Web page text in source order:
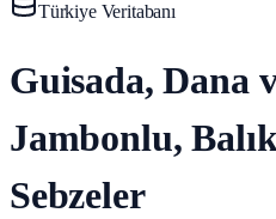
Türkiye Veritabanı
Guisada, Dana
Jambonlu,
Sebzeler